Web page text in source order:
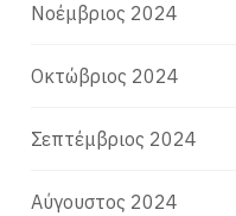
Νοέμβριος 2024
Οκτώβριος 2024
Σεπτέμβριος 2024
Αύγουστος 2024